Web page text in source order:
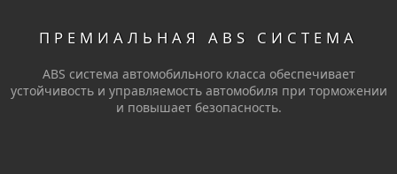
ПРЕМИАЛЬНАЯ ABS СИСТЕМА
ABS система автомобильного класса обеспечивает
устойчивость и управляемость автомобиля при торможении
и повышает безопасность.